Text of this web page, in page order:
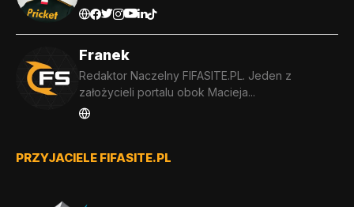
Franek
Redaktor Naczelny FIFASITE.PL. Jeden z
założycieli portalu obok Macieja...
PRZYJACIELE FIFASITE.PL